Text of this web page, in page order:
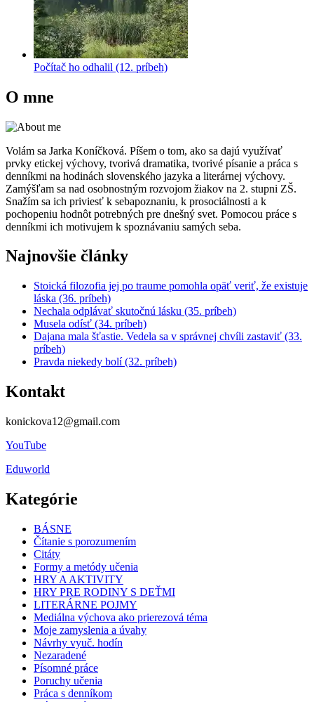
Počítač ho odhalil (12. príbeh)
O mne
Volám sa Jarka Koníčková. Píšem o tom, ako sa dajú využívať
prvky etickej výchovy, tvorivá dramatika, tvorivé písanie a práca s
denníkmi na hodinách slovenského jazyka a literárnej výchovy.
Zamýšľam sa nad osobnostným rozvojom žiakov na 2. stupni ZŠ.
Snažím sa ich priviesť k sebapoznaniu, k prosociálnosti a k
pochopeniu hodnôt potrebných pre dnešný svet. Pomocou práce s
denníkmi ich motivujem k spoznávaniu samých seba.
Najnovšie články
Stoická filozofia jej po traume pomohla opäť veriť, že existuje
láska (36. príbeh)
Nechala odplávať skutočnú lásku (35. príbeh)
Musela odísť (34. príbeh)
Dajana mala šťastie. Vedela sa v správnej chvíli zastaviť (33.
príbeh)
Pravda niekedy bolí (32. príbeh)
Kontakt
konickova12@gmail.com
YouTube
Eduworld
Kategórie
BÁSNE
Čítanie s porozumením
Citáty
Formy a metódy učenia
HRY A AKTIVITY
HRY PRE RODINY S DEŤMI
LITERÁRNE POJMY
Mediálna výchova ako prierezová téma
Moje zamyslenia a úvahy
Návrhy vyuč. hodín
Nezaradené
Písomné práce
Poruchy učenia
Práca s denníkom